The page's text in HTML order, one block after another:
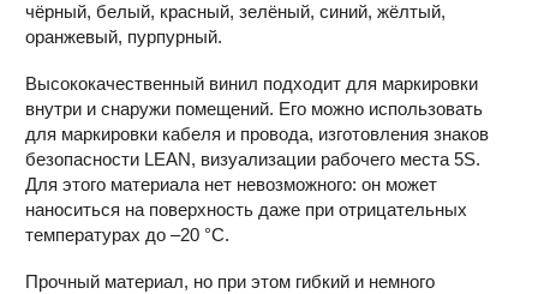
чёрный, белый, красный, зелёный, синий, жёлтый,
оранжевый, пурпурный.
Высококачественный винил подходит для маркировки
внутри и снаружи помещений. Его можно использовать
для маркировки кабеля и провода, изготовления знаков
безопасности LEAN, визуализации рабочего места 5S.
Для этого материала нет невозможного: он может
наноситься на поверхность даже при отрицательных
температурах до –20 °С.
Прочный материал, но при этом гибкий и немного